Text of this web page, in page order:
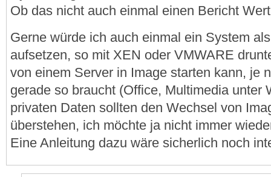
Ob das nicht auch einmal einen Bericht
Gerne würde ich auch einmal ein System
aufsetzen, so mit XEN oder VMWARE
von einem Server in Image starten kann, je
gerade so braucht (Office, Multimedia unter
privaten Daten sollten den Wechsel von
überstehen, ich möchte ja nicht immer
Eine Anleitung dazu wäre sicherlich noch